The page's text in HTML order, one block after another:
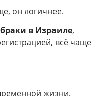
он логичнее.
браки в Израиле,
всё чаще
жизни.